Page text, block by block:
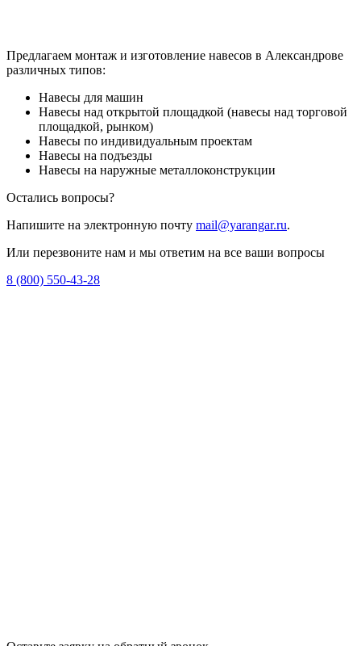
Предлагаем монтаж и изготовление навесов в Александрове
различных типов:
Навесы для машин
Навесы над открытой площадкой (навесы над торговой
площадкой, рынком)
Навесы по индивидуальным проектам
Навесы на подъезды
Навесы на наружные металлоконструкции
Остались вопросы?
Напишите на электронную почту mail@yarangar.ru.
Или перезвоните нам и мы ответим на все ваши вопросы
8 (800) 550-43-28